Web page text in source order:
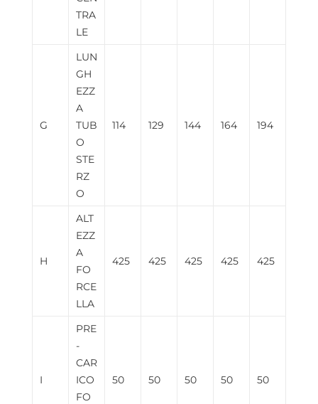
TRA
LE
G
LUN
GH
EZZ
A
TUB
O
STE
RZ
O
114 129 144 164 194
H
ALT
EZZ
A
FO
RCE
LLA
425 425 425 425 425
I
PRE
-
CAR
ICO
FO
50 50 50 50 50